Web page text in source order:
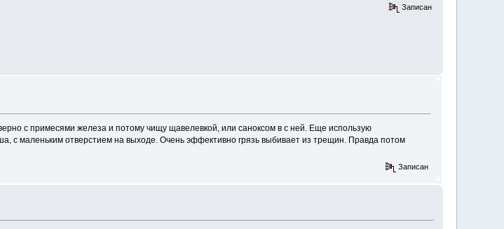
Записан
с примесями железа и потому чищу щавелевкой, или саноксом в с ней. Еще использую
с маленьким отверстием на выходе. Очень эффективно грязь выбивает из трещин. Правда потом
Записан